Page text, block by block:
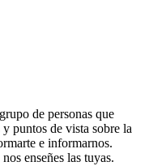
de personas que
puntos de vista sobre la
e informarnos.
enseñes las tuyas.